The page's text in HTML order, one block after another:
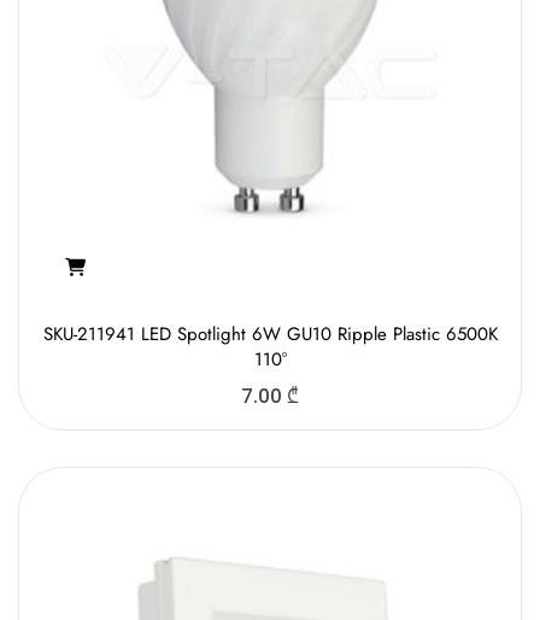
SKU-211941 LED Spotlight 6W GU10 Ripple Plastic 6500K
110°
7.00 ₾